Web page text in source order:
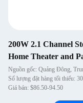
200W 2.1 Channel
Home Theater and
Nguồn gốc: Quảng Đông,
Số lượng đặt hàng tối thiểu:
Giá bán: $86.50-94.50